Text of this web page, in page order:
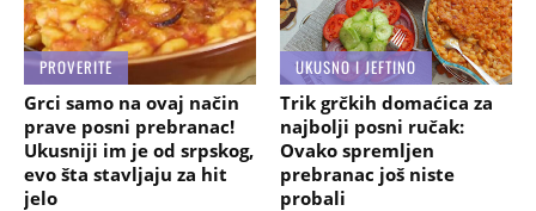
PROVERITE
Grci samo na ovaj način
prave posni prebranac!
Ukusniji im je od srpskog,
evo šta stavljaju za hit
jelo
UKUSNO I JEFTINO
Trik grčkih domaćica za
najbolji posni ručak:
Ovako spremljen
prebranac još niste
probali